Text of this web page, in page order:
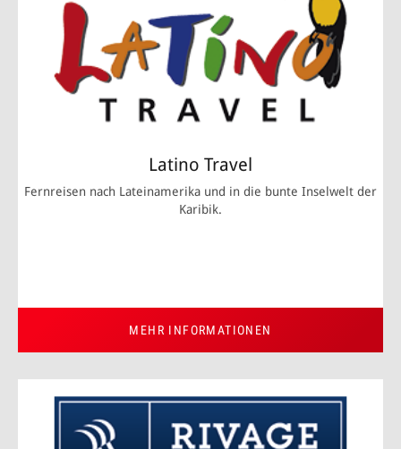
Latino Travel
Fernreisen nach Lateinamerika und in die bunte Inselwelt der
Karibik.
MEHR INFORMATIONEN